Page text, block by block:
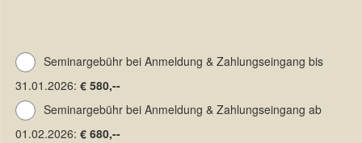
Seminargebühr bei Anmeldung & Zahlungseingang bis
31.01.2026: € 580,--
Seminargebühr bei Anmeldung & Zahlungseingang ab
01.02.2026: € 680,--